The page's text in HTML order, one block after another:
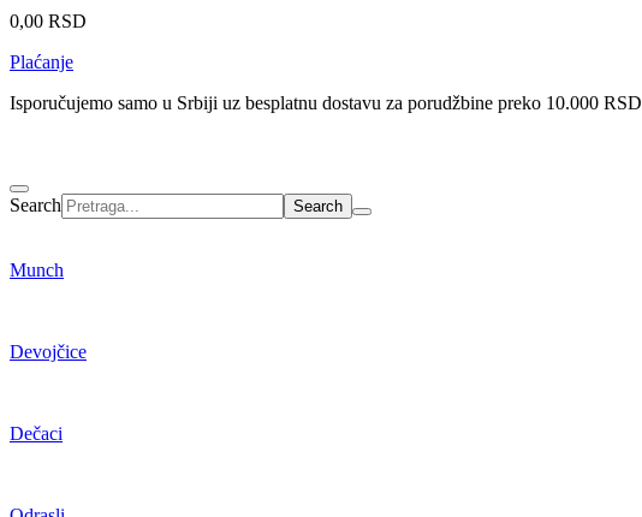
0,00 RSD
Plaćanje
Isporučujemo samo u Srbiji uz besplatnu dostavu za porudžbine preko 10.000 RSD
Search
Munch
Devojčice
Dečaci